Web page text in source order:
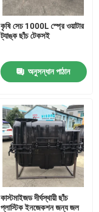
কৃষি সেচ 1000L স্প্রে ওয়াটার
ট্যাঙ্ক ছাঁচ টেকসই
অনুসন্ধান পাঠান
কাস্টমাইজড দীর্ঘস্থায়ী ছাঁচ
প্লাস্টিক ইনজেকশন জন্য জল